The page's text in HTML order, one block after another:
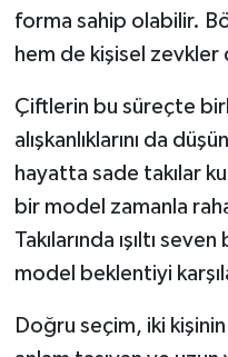
forma sahip olabilir.
hem de kişisel zevkler
Çiftlerin bu süreçte
alışkanlıklarını da
hayatta sade takılar
bir model zamanla
Takılarında ışıltı
model beklentiyi
Doğru seçim, iki